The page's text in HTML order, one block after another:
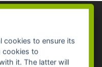
cookies to ensure its
cookies to
it. The latter will